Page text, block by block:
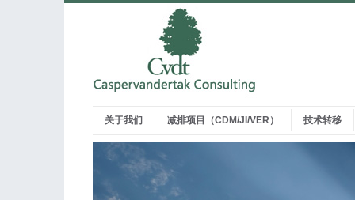
关于我们 减排项目（CDM/JI/VER） 技术转移